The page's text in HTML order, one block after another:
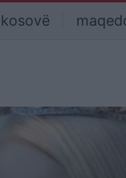
kosovë